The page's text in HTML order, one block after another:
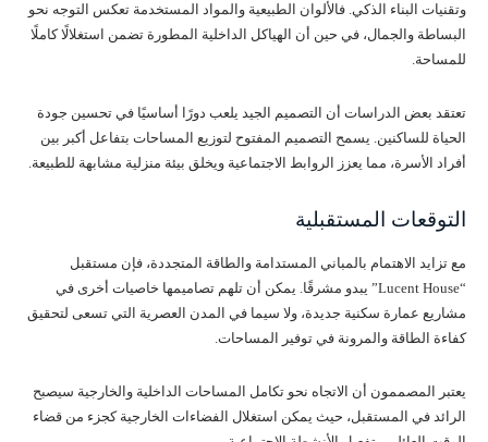
وتقنيات البناء الذكي. فالألوان الطبيعية والمواد المستخدمة تعكس التوجه نحو
البساطة والجمال، في حين أن الهياكل الداخلية المطورة تضمن استغلالًا كاملًا
للمساحة.
تعتقد بعض الدراسات أن التصميم الجيد يلعب دورًا أساسيًا في تحسين جودة
الحياة للساكنين. يسمح التصميم المفتوح لتوزيع المساحات بتفاعل أكبر بين
أفراد الأسرة، مما يعزز الروابط الاجتماعية ويخلق بيئة منزلية مشابهة للطبيعة.
التوقعات المستقبلية
مع تزايد الاهتمام بالمباني المستدامة والطاقة المتجددة، فإن مستقبل
“Lucent House” يبدو مشرقًا. يمكن أن تلهم تصاميمها خاصيات أخرى في
مشاريع عمارة سكنية جديدة، ولا سيما في المدن العصرية التي تسعى لتحقيق
كفاءة الطاقة والمرونة في توفير المساحات.
يعتبر المصممون أن الاتجاه نحو تكامل المساحات الداخلية والخارجية سيصبح
الرائد في المستقبل، حيث يمكن استغلال الفضاءات الخارجية كجزء من قضاء